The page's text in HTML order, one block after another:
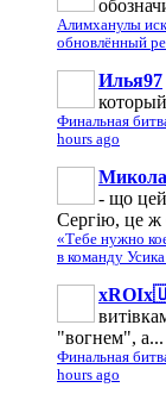
Алимханулы
обновлённый
Илья97
Финальная
hours ago
- що цей
Сергію, це ж
«Тебе нужно
в команду
"вогнем", а...
Финальная
hours ago